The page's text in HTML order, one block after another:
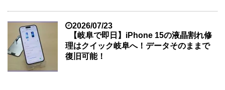
2026/07/23
【岐阜で即日】iPhone 15の液晶割れ修
理はクイック岐阜へ！データそのままで
復旧可能！